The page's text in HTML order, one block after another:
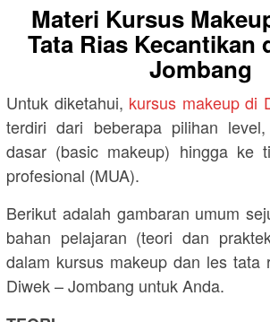
Materi Kursus
Tata Rias Kecantikan
Jombang
Untuk diketahui, kursus makeup di
terdiri dari beberapa pilihan
dasar (basic makeup) hingga ke
profesional (MUA).
Berikut adalah gambaran umum
bahan pelajaran (teori dan
dalam kursus makeup dan les tata
Diwek – Jombang untuk Anda.